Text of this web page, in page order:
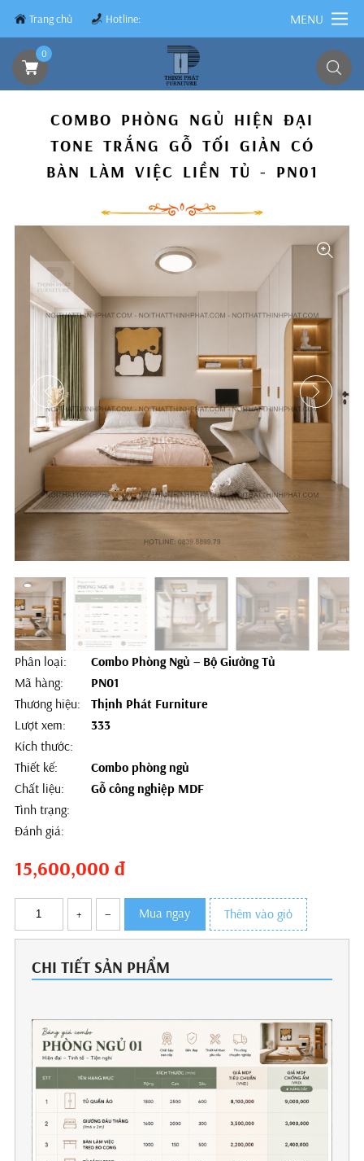
Trang chủ Hotline:
0839.8899.79
MENU
0
COMBO PHÒNG NGỦ HIỆN ĐẠI
TONE TRẮNG GỖ TỐI GIẢN CÓ
BÀN LÀM VIỆC LIỀN TỦ - PN01
Phân loại:
Combo Phòng Ngủ – Bộ Giường Tủ
Mã hàng:
PN01
Thương hiệu:
Thịnh Phát Furniture
Lượt xem:
333
Kích thước:
Thiết kế:
Combo phòng ngủ
Chất liệu:
Gỗ công nghiệp MDF
Tình trạng:
Đánh giá:
15,600,000 đ
+ – Mua ngay Thêm vào giỏ
CHI TIẾT SẢN PHẨM